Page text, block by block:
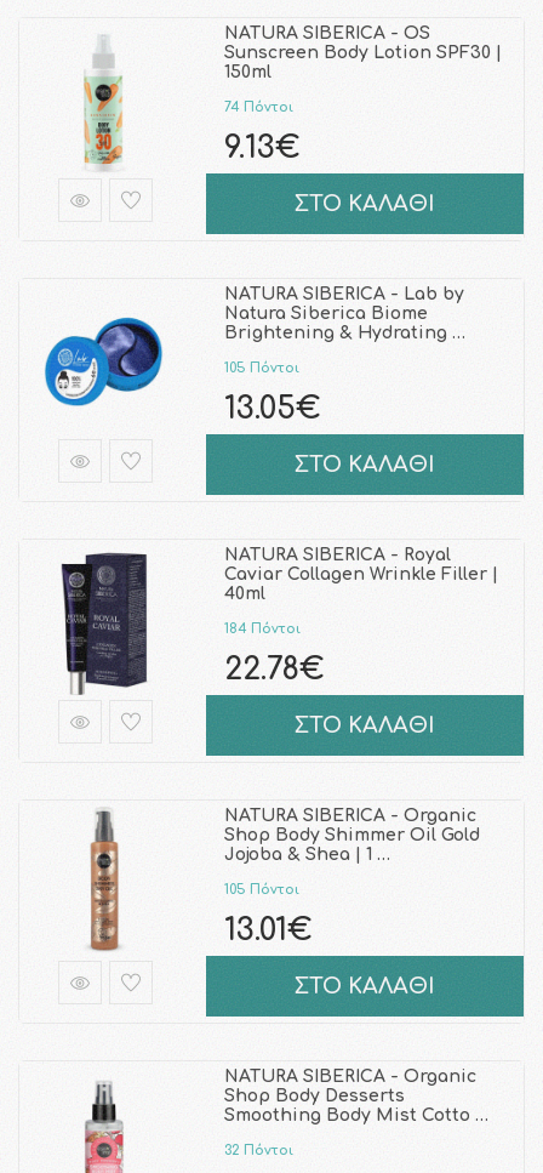
NATURA SIBERICA - OS
Sunscreen Body Lotion SPF30 |
150ml
74 Πόντοι
9.13€
ΣΤΟ ΚΑΛΑΘΙ
NATURA SIBERICA - Lab by
Natura Siberica Biome
Brightening & Hydrating …
105 Πόντοι
13.05€
ΣΤΟ ΚΑΛΑΘΙ
NATURA SIBERICA - Royal
Caviar Collagen Wrinkle Filler |
40ml
184 Πόντοι
22.78€
ΣΤΟ ΚΑΛΑΘΙ
NATURA SIBERICA - Organic
Shop Body Shimmer Oil Gold
Jojoba & Shea | 1 …
105 Πόντοι
13.01€
ΣΤΟ ΚΑΛΑΘΙ
NATURA SIBERICA - Organic
Shop Body Desserts
Smoothing Body Mist Cotto …
32 Πόντοι